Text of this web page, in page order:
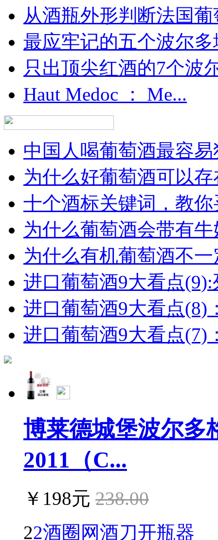
从酒瓶外形判断法国
最应牢记的五个波尔多
只出顶尖红酒的7个波
Haut Medoc ： Me...
中国人喝葡萄酒最容
为什么好葡萄酒可以
十个酒标关键词，教
为什么葡萄酒会带有
为什么有机葡萄酒不
进口葡萄酒9大看点(9):
进口葡萄酒9大看点(8)
进口葡萄酒9大看点(7)
博莱德城堡波尔多
2011（C...
￥198元 238.00
22酒圈网酒刀开瓶器